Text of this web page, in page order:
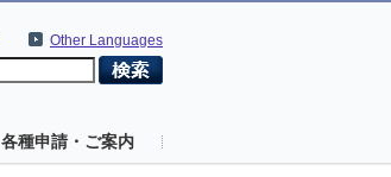
Other Languages
各種申請・ご案内